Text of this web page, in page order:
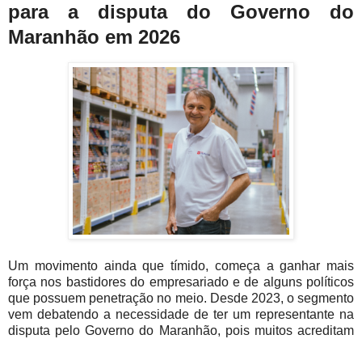
para a disputa do Governo do
Maranhão em 2026
Um movimento ainda que tímido, começa a ganhar mais
força nos bastidores do empresariado e de alguns políticos
que possuem penetração no meio. Desde 2023, o segmento
vem debatendo a necessidade de ter um representante na
disputa pelo Governo do Maranhão, pois muitos acreditam